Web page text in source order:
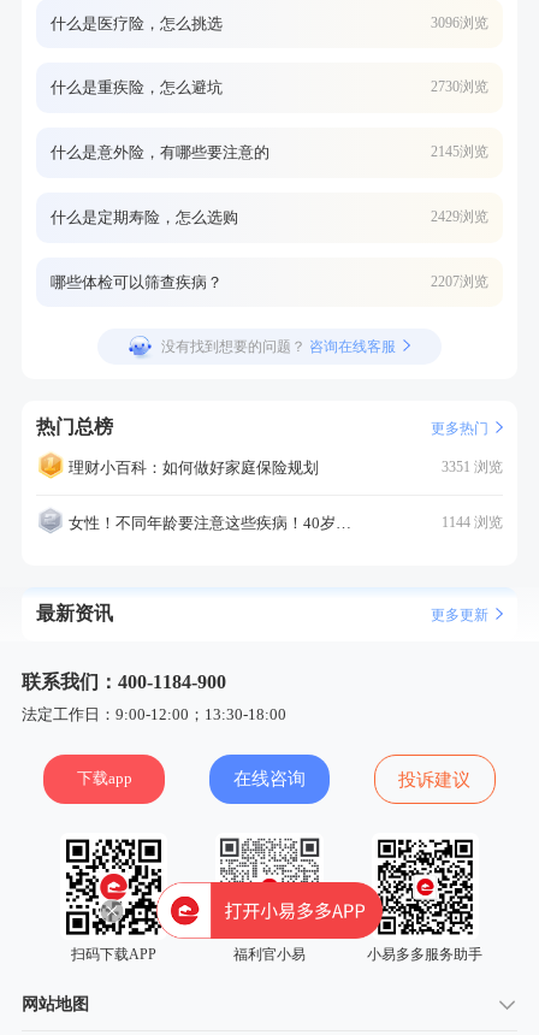
什么是医疗险，怎么挑选 3096浏览
什么是重疾险，怎么避坑 2730浏览
什么是意外险，有哪些要注意的 2145浏览
什么是定期寿险，怎么选购 2429浏览
哪些体检可以筛查疾病？ 2207浏览
没有找到想要的问题？ 咨询在线客服
热门总榜 更多热门
理财小百科：如何做好家庭保险规划 3351 浏览
女性！不同年龄要注意这些疾病！40岁的这个疾病最需要注意！ 1144 浏览
最新资讯 更多更新
联系我们：400-1184-900
法定工作日：9:00-12:00；13:30-18:00
下载app 在线咨询 投诉建议
扫码下载APP 福利官小易 小易多多服务助手
网站地图